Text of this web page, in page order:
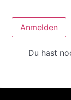
Anmelden
Du hast